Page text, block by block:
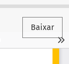
Baixar